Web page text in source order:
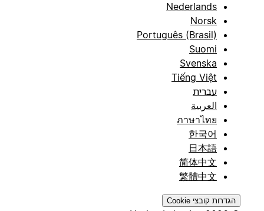
Nederlands
Norsk
Português (Brasil)
Suomi
Svenska
Tiếng Việt
עברית
العربية
ภาษาไทย
한국어
日本語
简体中文
繁體中文
הגדרות קובצי Cookie